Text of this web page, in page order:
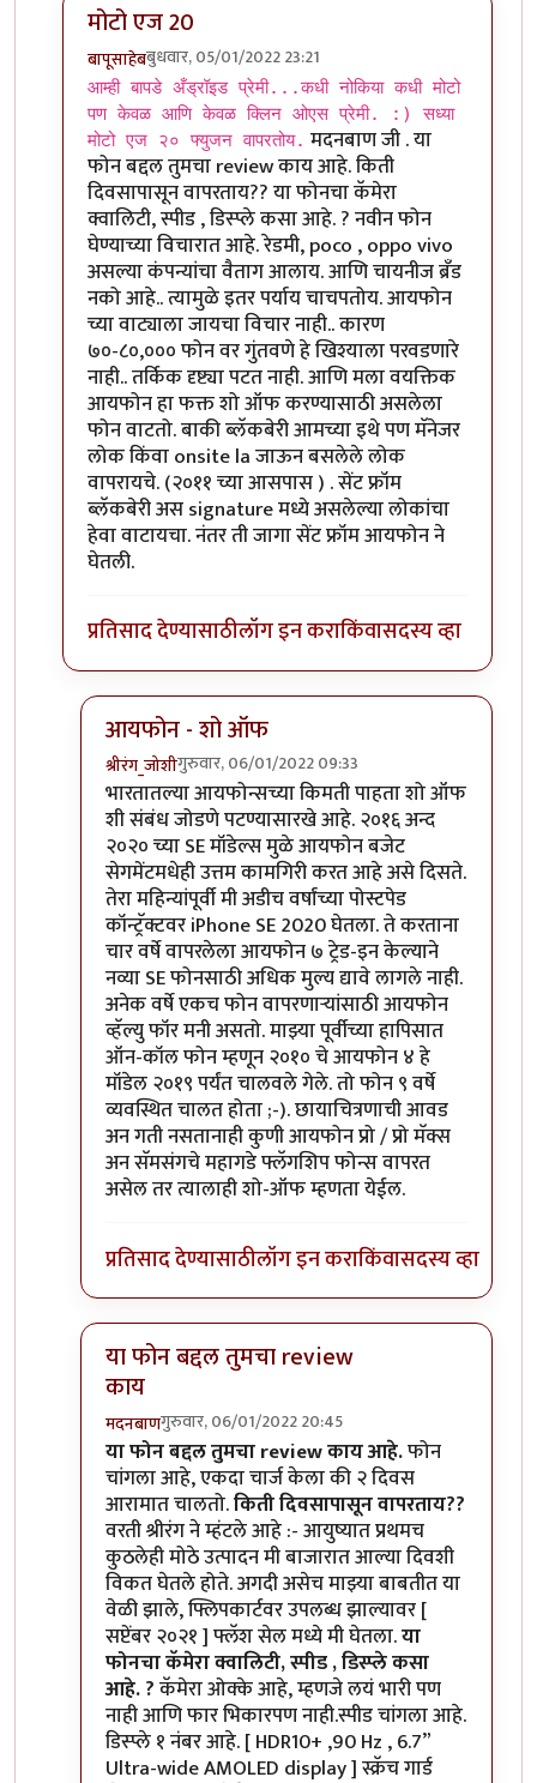
मोटो एज 20
बापूसाहेबबुधवार, 05/01/2022 23:21
In reply toआमच्या हापिसात जे मॅनेजरbyमदनबाण
आम्ही बापडे अँड्रॉइड प्रेमी...कधी नोकिया कधी मोटो
पण केवळ आणि केवळ क्लिन ओएस प्रेमी. :) सध्या
मोटो एज २० फ्युजन वापरतोय. मदनबाण जी . या
फोन बद्दल तुमचा review काय आहे. किती
दिवसापासून वापरताय?? या फोनचा कॅमेरा
क्वालिटी, स्पीड , डिस्प्ले कसा आहे. ? नवीन फोन
घेण्याच्या विचारात आहे. रेडमी, poco , oppo vivo
असल्या कंपन्यांचा वैताग आलाय. आणि चायनीज ब्रँड
नको आहे.. त्यामुळे इतर पर्याय चाचपतोय. आयफोन
च्या वाट्याला जायचा विचार नाही.. कारण
७०-८०,००० फोन वर गुंतवणे हे खिश्याला परवडणारे
नाही.. तर्किक दृष्ट्या पटत नाही. आणि मला वयक्तिक
आयफोन हा फक्त शो ऑफ करण्यासाठी असलेला
फोन वाटतो. बाकी ब्लॅकबेरी आमच्या इथे पण मॅनेजर
लोक किंवा onsite la जाऊन बसलेले लोक
वापरायचे. (२०११ च्या आसपास ) . सेंट फ्रॉम
ब्लॅकबेरी अस signature मध्ये असलेल्या लोकांचा
हेवा वाटायचा. नंतर ती जागा सेंट फ्रॉम आयफोन ने
घेतली.
प्रतिसाद देण्यासाठीलॉग इन कराकिंवासदस्य व्हा
आयफोन - शो ऑफ
श्रीरंग_जोशीगुरुवार, 06/01/2022 09:33
In reply toमोटो एज 20byबापूसाहेब
भारतातल्या आयफोन्सच्या किमती पाहता शो ऑफ
शी संबंध जोडणे पटण्यासारखे आहे. २०१६ अन्द
२०२० च्या SE मॉडेल्स मुळे आयफोन बजेट
सेगमेंटमधेही उत्तम कामगिरी करत आहे असे दिसते.
तेरा महिन्यांपूर्वी मी अडीच वर्षांच्या पोस्टपेड
कॉन्ट्रॅक्टवर iPhone SE 2020 घेतला. ते करताना
चार वर्षे वापरलेला आयफोन ७ ट्रेड-इन केल्याने
नव्या SE फोनसाठी अधिक मुल्य द्यावे लागले नाही.
अनेक वर्षे एकच फोन वापरणार्‍यांसाठी आयफोन
व्हॅल्यु फॉर मनी असतो. माझ्या पूर्वीच्या हापिसात
ऑन-कॉल फोन म्हणून २०१० चे आयफोन ४ हे
मॉडेल २०१९ पर्यंत चालवले गेले. तो फोन ९ वर्षे
व्यवस्थित चालत होता ;-). छायाचित्रणाची आवड
अन गती नसतानाही कुणी आयफोन प्रो / प्रो मॅक्स
अन सॅमसंगचे महागडे फ्लॅगशिप फोन्स वापरत
असेल तर त्यालाही शो-ऑफ म्हणता येईल.
प्रतिसाद देण्यासाठीलॉग इन कराकिंवासदस्य व्हा
या फोन बद्दल तुमचा review
काय
मदनबाणगुरुवार, 06/01/2022 20:45
In reply toमोटो एज 20byबापूसाहेब
या फोन बद्दल तुमचा review काय आहे.फोन
चांगला आहे, एकदा चार्ज केला की २ दिवस
आरामात चालतो.किती दिवसापासून वापरताय??
वरती श्रीरंग ने म्हंटले आहे :- आयुष्यात प्रथमच
कुठलेही मोठे उत्पादन मी बाजारात आल्या दिवशी
विकत घेतले होते. अगदी असेच माझ्या बाबतीत या
वेळी झाले, फ्लिपकार्टवर उपलब्ध झाल्यावर [
सप्टेंबर २०२१ ] फ्लॅश सेल मध्ये मी घेतला.या
फोनचा कॅमेरा क्वालिटी, स्पीड , डिस्प्ले कसा
आहे. ?कॅमेरा ओक्के आहे, म्हणजे लयं भारी पण
नाही आणि फार भिकारपण नाही.स्पीड चांगला आहे.
डिस्प्ले १ नंबर आहे. [ HDR10+ ,90 Hz , 6.7”
Ultra-wide AMOLED display ] स्क्रॅच गार्ड